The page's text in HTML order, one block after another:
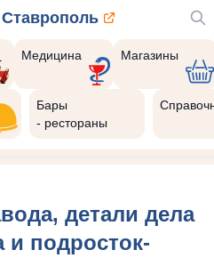
Ставрополь
Медицина Магазины
Бары
- рестораны
детали дела
и подросток-